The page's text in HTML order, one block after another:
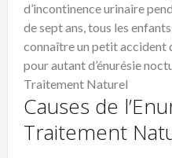
d’incontinenceurinaire
de sept ans, tous les
connaître un petit accident
pour autant d’énurésie
Traitement Naturel
Causes de
Traitement